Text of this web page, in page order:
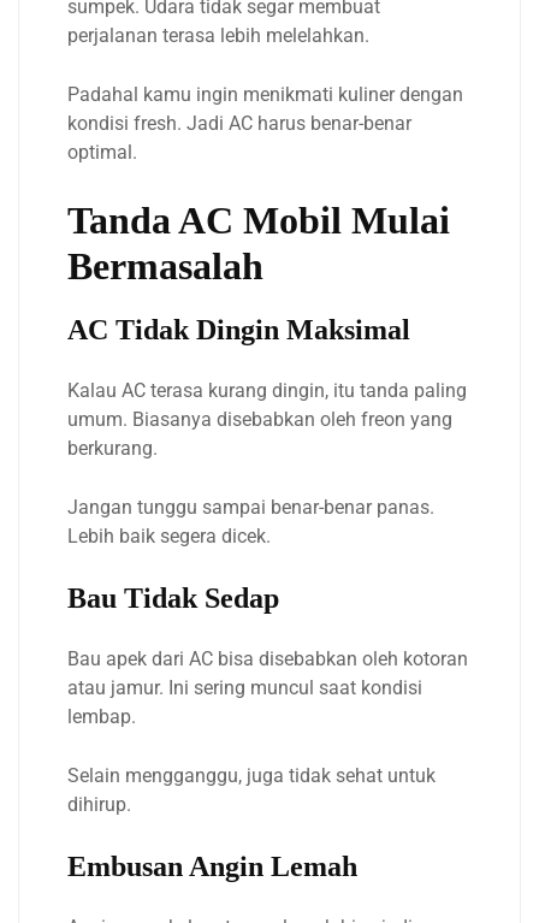
sumpek. Udara tidak segar membuat
perjalanan terasa lebih melelahkan.
Padahal kamu ingin menikmati kuliner dengan
kondisi fresh. Jadi AC harus benar-benar
optimal.
Tanda AC Mobil Mulai
Bermasalah
AC Tidak Dingin Maksimal
Kalau AC terasa kurang dingin, itu tanda paling
umum. Biasanya disebabkan oleh freon yang
berkurang.
Jangan tunggu sampai benar-benar panas.
Lebih baik segera dicek.
Bau Tidak Sedap
Bau apek dari AC bisa disebabkan oleh kotoran
atau jamur. Ini sering muncul saat kondisi
lembap.
Selain mengganggu, juga tidak sehat untuk
dihirup.
Embusan Angin Lemah